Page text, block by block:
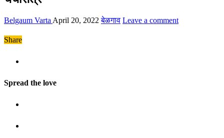
Belgaum Varta April 20, 2022 बेळगाव Leave a comment
Share
Spread the love